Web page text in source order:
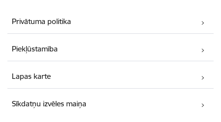
Privātuma politika
Piekļūstamība
Lapas karte
Sīkdatņu izvēles maiņa